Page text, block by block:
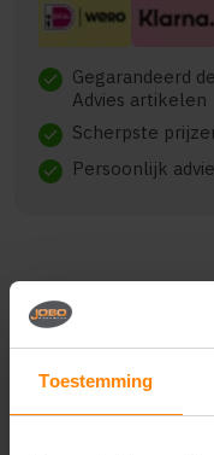
Toestemming
check Gegarandeerd
Advies artikelen
check Scherpste
check Persoonlijk
Beschrijving
J.